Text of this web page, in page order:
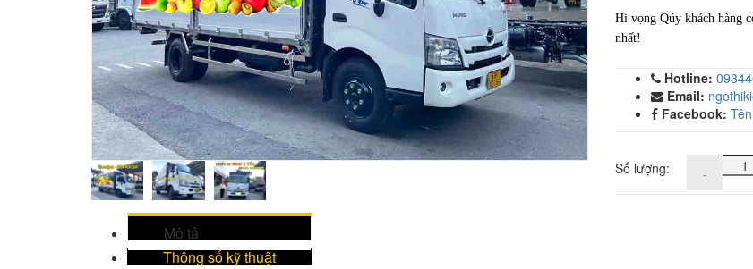
Hi vọng Qúy khách hàng
nhất!
Hotline:
Email:
Facebook:
Số lượng: -
Mô tả
Thông số kỹ thuật